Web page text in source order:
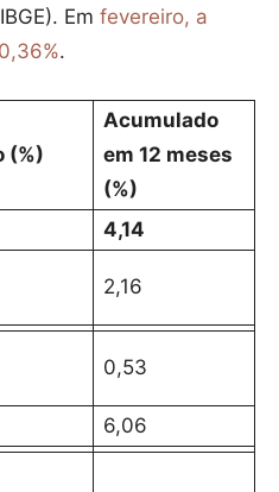
Em fevereiro, a
.
(%)
Acumulado
em 12 meses
(%)
4,14
2,16
0,53
6,06